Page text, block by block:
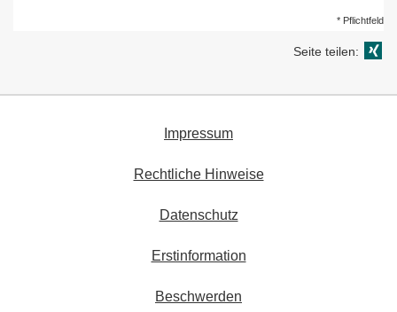
* Pflichtfeld
Seite teilen:
Impressum
Rechtliche Hinweise
Datenschutz
Erstinformation
Beschwerden